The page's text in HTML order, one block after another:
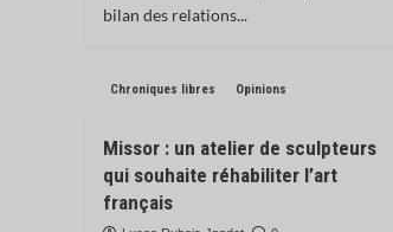
bilan des relations...
Chroniques libres Opinions
Missor : un atelier de sculpteurs
qui souhaite réhabiliter l’art
français